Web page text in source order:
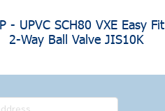
- UPVC SCH80 VXE Easy Fit
2-Way Ball Valve JIS10K